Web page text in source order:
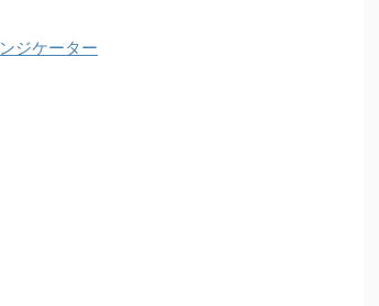
ジケーター